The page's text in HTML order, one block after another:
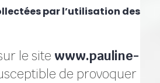
par l’utilisation des
le site www.pauline-
de provoquer